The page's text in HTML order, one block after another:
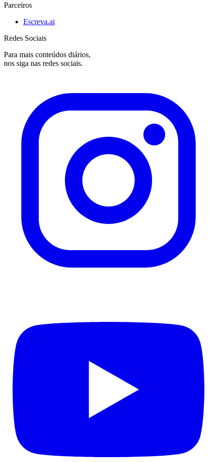
Parceiros
Escreva.ai
Redes Sociais
Para mais conteúdos diários,
nos siga nas redes sociais.